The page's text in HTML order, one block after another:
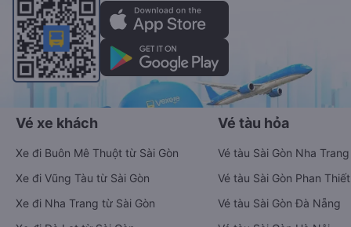
Vé xe khách
Xe đi Buôn Mê Thuột từ Sài Gòn
Xe đi Vũng Tàu từ Sài Gòn
Xe đi Nha Trang từ Sài Gòn
Vé tàu hỏa
Vé tàu Sài Gòn Nha Trang
Vé tàu Sài Gòn Phan Thiết
Vé tàu Sài Gòn Đà Nẵng